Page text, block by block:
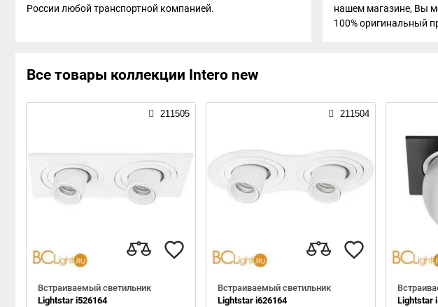
России любой транспортной компанией.
нашем магазине, Вы
100% оригинальный
Все товары коллекции Intero new
211505
Встраиваемый светильник
Lightstar i526164
211504
Встраиваемый светильник
Lightstar i626164
Lightstar